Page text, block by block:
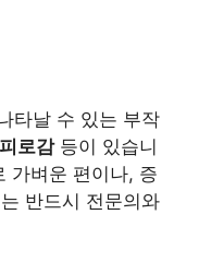
타날 수 있는 부작
피로감등이 있습니
가벼운 편이나, 증
반드시 전문의와